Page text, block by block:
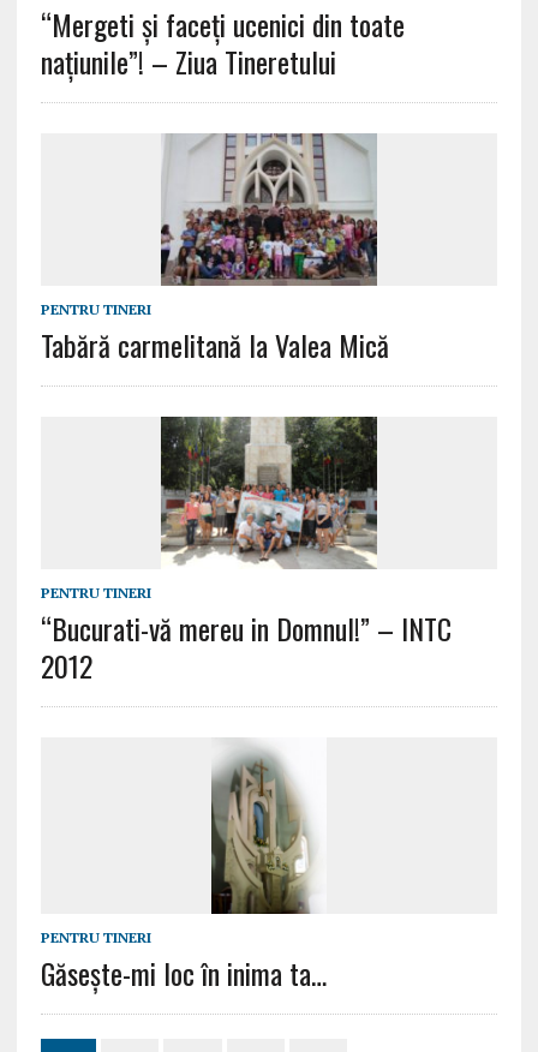
“Mergeti și faceți ucenici din toate
națiunile”! – Ziua Tineretului
PENTRU TINERI
Tabără carmelitană la Valea Mică
PENTRU TINERI
“Bucurati-vă mereu in Domnul!” – INTC
2012
PENTRU TINERI
Găsește-mi loc în inima ta…